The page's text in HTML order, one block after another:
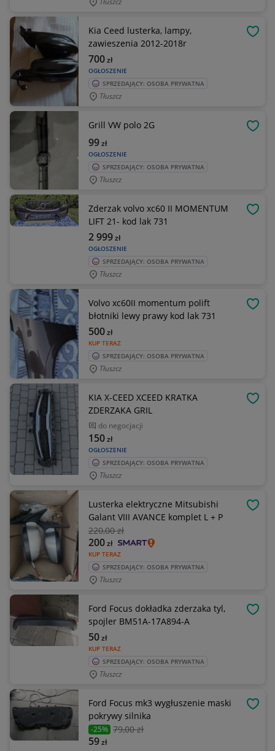
Kia Ceed lusterka, lampy,
zawieszenia 2012-2018r
OGŁOSZENIE
700zł
SPRZEDAJĄCY: OSOBA PRYWATNA
Tłuszcz
Grill VW polo 2G
OGŁOSZENIE
99zł
SPRZEDAJĄCY: OSOBA PRYWATNA
Tłuszcz
Zderzak volvo xc60 II MOMENTUM
LIFT 21- kod lak 731
OGŁOSZENIE
2 999zł
SPRZEDAJĄCY: OSOBA PRYWATNA
Tłuszcz
Volvo xc60II momentum polift
błotniki lewy prawy kod lak 731
KUP TERAZ
500zł
SPRZEDAJĄCY: OSOBA PRYWATNA
Tłuszcz
KIA X-CEED XCEED KRATKA
ZDERZAKA GRIL
do negocjacji
OGŁOSZENIE
150zł
SPRZEDAJĄCY: OSOBA PRYWATNA
Tłuszcz
Lusterka elektryczne Mitsubishi
Galant VIII AVANCE komplet L + P
220,00 zł
KUP TERAZ
200zł
SPRZEDAJĄCY: OSOBA PRYWATNA
Tłuszcz
Ford Focus dokładka zderzaka tyl,
spojler BM51A-17A894-A
KUP TERAZ
50zł
SPRZEDAJĄCY: OSOBA PRYWATNA
Tłuszcz
Ford Focus mk3 wygłuszenie maski
pokrywy silnika
-25% 79,00 zł
59zł